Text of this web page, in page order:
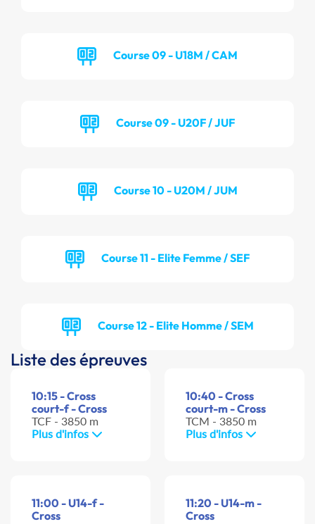
Course 09 - U18M / CAM
Course 09 - U20F / JUF
Course 10 - U20M / JUM
Course 11 - Elite Femme / SEF
Course 12 - Elite Homme / SEM
Liste des épreuves
10:15 - Cross
court-f - Cross
TCF - 3850 m
Plus d'infos
10:40 - Cross
court-m - Cross
TCM - 3850 m
Plus d'infos
11:00 - U14-f -
Cross
11:20 - U14-m -
Cross